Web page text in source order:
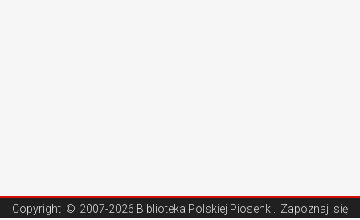
Copyright © 2007-2026 Biblioteka Polskiej Piosenki . Zapoznaj się